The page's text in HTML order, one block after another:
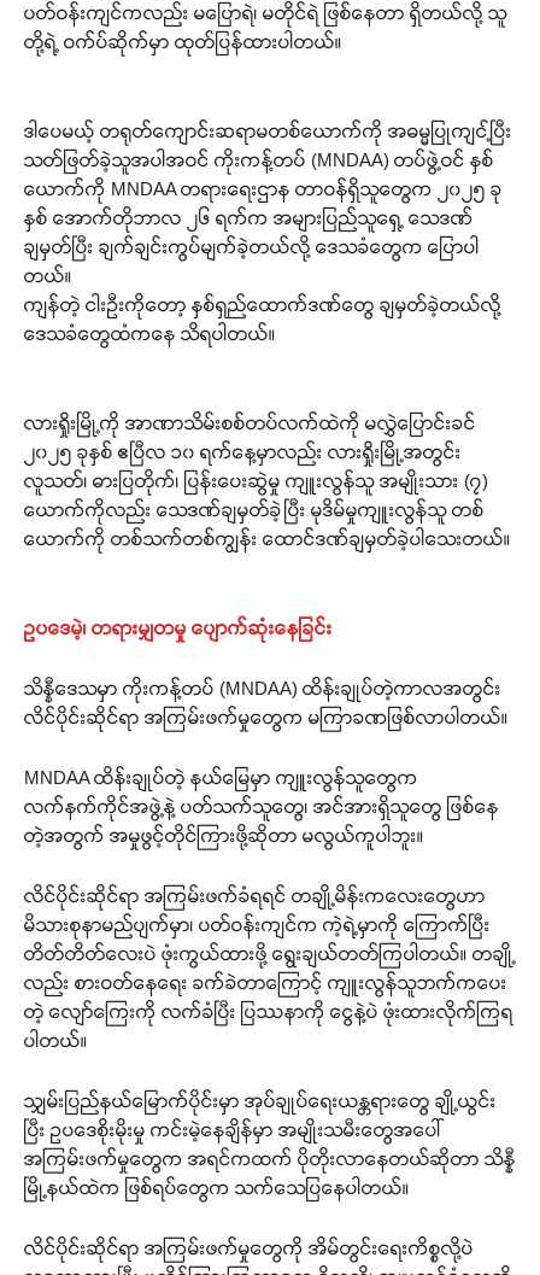
ပတ်ဝန်းကျင်ကလည်း မပြောရဲ၊ မတိုင်ရဲ ဖြစ်နေတာ ရှိတယ်လို့ သူ
တို့ရဲ့ ဝက်ပ်ဆိုက်မှာ ထုတ်ပြန်ထားပါတယ်။
ဒါပေမယ့် တရုတ်ကျောင်းဆရာမတစ်ယောက်ကို အဓမ္မပြုကျင့်ပြီး
သတ်ဖြတ်ခဲ့သူအပါအဝင် ကိုးကန့်တပ် (MNDAA) တပ်ဖွဲ့ဝင် နှစ်
ယောက်ကို MNDAA တရားရေးဌာန တာဝန်ရှိသူတွေက ၂၀၂၅ ခု
နှစ် အောက်တိုဘာလ ၂၆ ရက်က အများပြည်သူရှေ့ သေဒဏ်
ချမှတ်ပြီး ချက်ချင်းကွပ်မျက်ခဲ့တယ်လို့ ဒေသခံတွေက ပြောပါ
တယ်။
ကျန်တဲ့ ငါးဦးကိုတော့ နှစ်ရှည်ထောက်ဒဏ်တွေ ချမှတ်ခဲ့တယ်လို့
ဒေသခံတွေထံကနေ သိရပါတယ်။
လားရှိုးမြို့ကို အာဏာသိမ်းစစ်တပ်လက်ထဲကို မလွှဲပြောင်းခင်
၂၀၂၅ ခုနှစ် ဧပြီလ ၁၀ ရက်နေ့မှာလည်း လားရှိုးမြို့အတွင်း
လူသတ်၊ ဓားပြတိုက်၊ ပြန်းပေးဆွဲမှု ကျူးလွန်သူ အမျိုးသား (၇)
ယောက်ကိုလည်း သေဒဏ်ချမှတ်ခဲ့ပြီး မုဒိမ်မှုကျူးလွန်သူ တစ်
ယောက်ကို တစ်သက်တစ်ကျွန်း ထောင်ဒဏ်ချမှတ်ခဲ့ပါသေးတယ်။
ဥပဒေမဲ့၊ တရားမျှတမှု ပျောက်ဆုံးနေခြင်း
သိန္နီဒေသမှာ ကိုးကန့်တပ် (MNDAA) ထိန်းချုပ်တဲ့ကာလအတွင်း
လိင်ပိုင်းဆိုင်ရာ အကြမ်းဖက်မှုတွေက မကြာခဏဖြစ်လာပါတယ်။
MNDAA ထိန်းချုပ်တဲ့ နယ်မြေမှာ ကျူးလွန်သူတွေက
လက်နက်ကိုင်အဖွဲ့နဲ့ ပတ်သက်သူတွေ၊ အင်အားရှိသူတွေ ဖြစ်နေ
တဲ့အတွက် အမှုဖွင့်တိုင်ကြားဖို့ဆိုတာ မလွယ်ကူပါဘူး။
လိင်ပိုင်းဆိုင်ရာ အကြမ်းဖက်ခံရရင် တချို့မိန်းကလေးတွေဟာ
မိသားစုနာမည်ပျက်မှာ၊ ပတ်ဝန်းကျင်က ကဲ့ရဲ့မှာကို ကြောက်ပြီး
တိတ်တိတ်လေးပဲ ဖုံးကွယ်ထားဖို့ ရွေးချယ်တတ်ကြပါတယ်။ တချို့
လည်း စားဝတ်နေရေး ခက်ခဲတာကြောင့် ကျူးလွန်သူဘက်ကပေး
တဲ့ လျော်ကြေးကို လက်ခံပြီး ပြဿနာကို ငွေနဲ့ပဲ ဖုံးထားလိုက်ကြရ
ပါတယ်။
သျှမ်းပြည်နယ်မြောက်ပိုင်းမှာ အုပ်ချုပ်ရေးယန္တရားတွေ ချို့ယွင်း
ပြီး ဥပဒေစိုးမိုးမှု ကင်းမဲ့နေချိန်မှာ အမျိုးသမီးတွေအပေါ်
အကြမ်းဖက်မှုတွေက အရင်ကထက် ပိုတိုးလာနေတယ်ဆိုတာ သိန္နီ
မြို့နယ်ထဲက ဖြစ်ရပ်တွေက သက်သေပြနေပါတယ်။
လိင်ပိုင်းဆိုင်ရာ အကြမ်းဖက်မှုတွေကို အိမ်တွင်းရေးကိစ္စလို့ပဲ